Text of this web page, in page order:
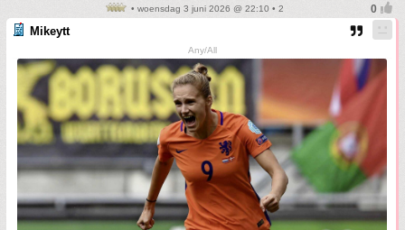
• woensdag 3 juni 2026 @ 22:10 • 2
Mikeytt
Any/All